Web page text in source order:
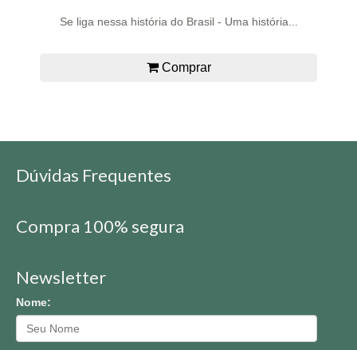
Se liga nessa história do Brasil - Uma história...
Comprar
Dúvidas Frequentes
Compra 100% segura
Newsletter
Nome: